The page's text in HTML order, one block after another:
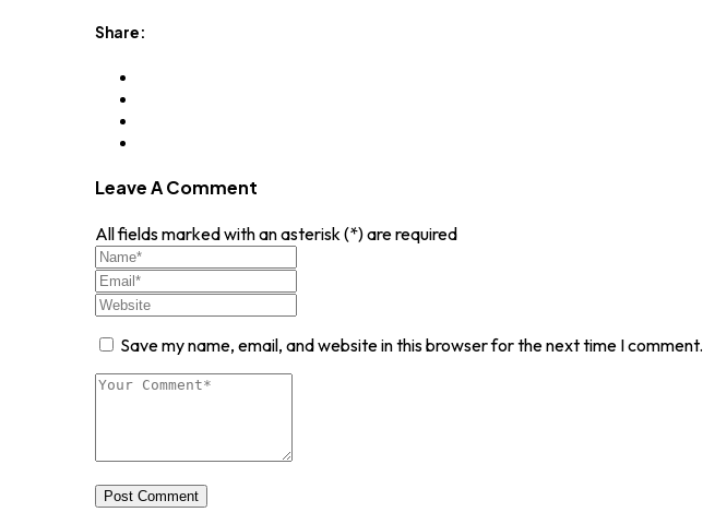
Share:
Leave A Comment
All fields marked with an asterisk (*) are required
Save my name, email, and website in this browser for the next time I comment.
Post Comment